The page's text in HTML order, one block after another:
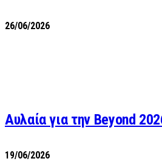
26/06/2026
Αυλαία για την Beyond
19/06/2026